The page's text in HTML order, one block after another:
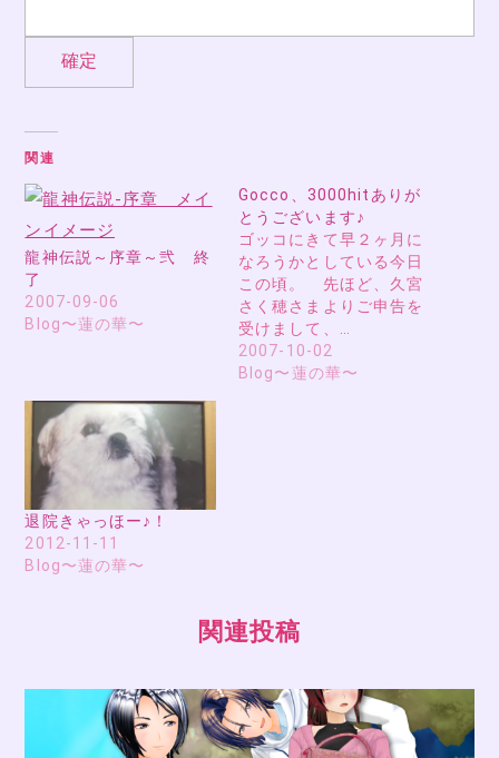
関連
龍神伝説～序章～弐 終
了
2007-09-06
Blog〜蓮の華〜
Gocco、3000hitありが
とうございます♪
ゴッコにきて早２ヶ月に
なろうかとしている今日
この頃。 先ほど、久宮
さく穂さまよりご申告を
受けまして、…
2007-10-02
Blog〜蓮の華〜
退院きゃっほー♪！
2012-11-11
Blog〜蓮の華〜
関連投稿